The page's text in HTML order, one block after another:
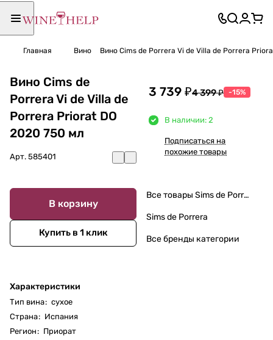
Главная Вино Вино Cims de Porrera Vi de Villa de Porrera
Вино Cims de
Porrera Vi de Villa de
Porrera Priorat DO
2020 750 мл
Арт. 585401
В корзину
Купить в 1 клик
Характеристики
Тип вина: сухое
Страна: Испания
Регион: Приорат
3 739 ₽4 399 ₽ -15%
В наличии: 2
Подписаться на
похожие товары
Все товары Sims de Porrera
Sims de Porrera
Все бренды категории